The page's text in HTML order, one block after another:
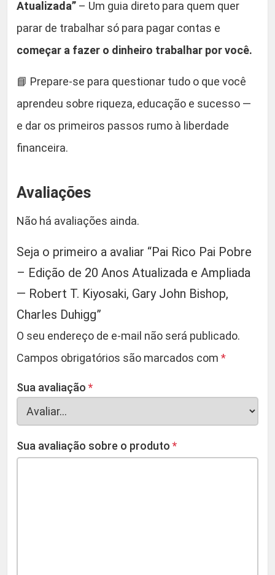
Atualizada” – Um guia direto para quem quer
parar de trabalhar só para pagar contas e
começar a fazer o dinheiro trabalhar por você.
📘 Prepare-se para questionar tudo o que você
aprendeu sobre riqueza, educação e sucesso —
e dar os primeiros passos rumo à liberdade
financeira.
Avaliações
Não há avaliações ainda.
Seja o primeiro a avaliar “Pai Rico Pai Pobre
– Edição de 20 Anos Atualizada e Ampliada
— Robert T. Kiyosaki, Gary John Bishop,
Charles Duhigg”
O seu endereço de e-mail não será publicado.
Campos obrigatórios são marcados com *
Sua avaliação *
Sua avaliação sobre o produto *